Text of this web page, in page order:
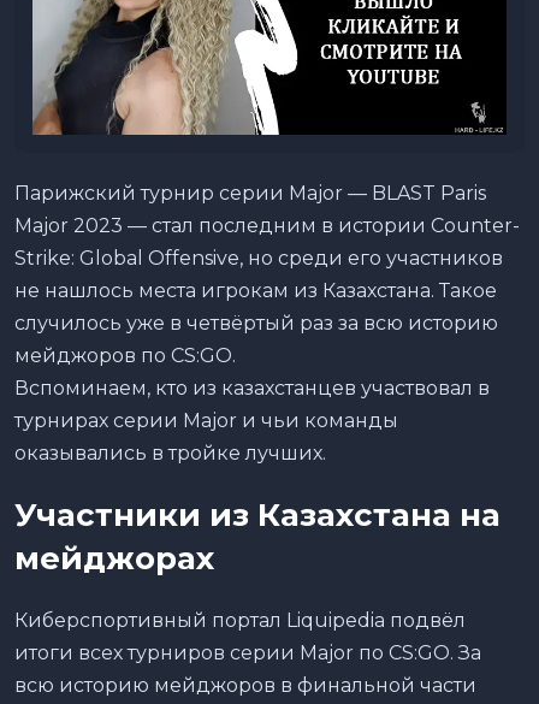
Парижский турнир серии Major — BLAST Paris
Major 2023 — стал последним в истории Counter-
Strike: Global Offensive, но среди его участников
не нашлось места игрокам из Казахстана. Такое
случилось уже в четвёртый раз за всю историю
мейджоров по CS:GO.
Вспоминаем, кто из казахстанцев участвовал в
турнирах серии Major и чьи команды
оказывались в тройке лучших.
Участники из Казахстана на
мейджорах
Киберспортивный портал Liquipedia подвёл
итоги всех турниров серии Major по CS:GO. За
всю историю мейджоров в финальной части